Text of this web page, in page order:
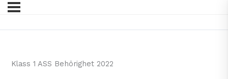
Klass 1 ASS Behörighet 2022